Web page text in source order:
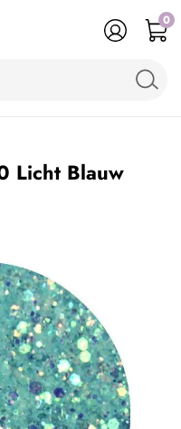
0
Licht Blauw